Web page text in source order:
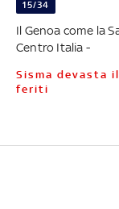
15/34
Il Genoa come la
Centro Italia -
Sisma devasta il Centro Italia: decine tra morti e
feriti